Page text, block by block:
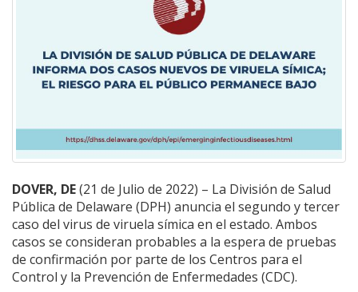
DOVER, DE(21 de Julio de 2022) – La División de Salud
Pública de Delaware (DPH) anuncia el segundo y tercer
caso del virus de viruela símica en el estado. Ambos
casos se consideran probables a la espera de pruebas
de confirmación por parte de los Centros para el
Control y la Prevención de Enfermedades (CDC).